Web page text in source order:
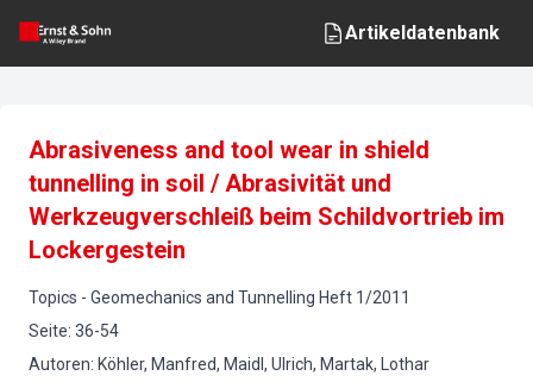
Artikeldatenbank
Abrasiveness and tool wear in shield
tunnelling in soil / Abrasivität und
Werkzeugverschleiß beim Schildvortrieb im
Lockergestein
Topics - Geomechanics and Tunnelling Heft 1/2011
Seite: 36-54
Autoren: Köhler, Manfred, Maidl, Ulrich, Martak, Lothar